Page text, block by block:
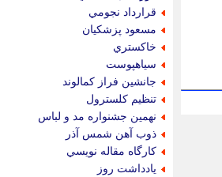
قرارداد نجومي
مسعود پزشكيان
خاكستري
سياهپوست
جانشين فراز كمالوند
تنظيم كلسترول
نهمين جشنواره مد و لباس
ذوب آهن شمس آذر
كارگاه مقاله نويسي
يادداشت روز